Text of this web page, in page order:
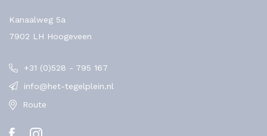
Kanaalweg 5a
7902 LH Hoogeveen
+31 (0)528 - 795 167
info@het-tegelplein.nl
Route